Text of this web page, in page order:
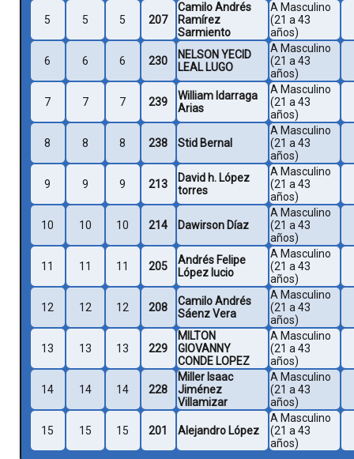
5 5 5 207
Camilo Andrés
Ramírez
Sarmiento
A Masculino
(21 a 43
años)
6 6 6 230
NELSON YECID
LEAL LUGO
A Masculino
(21 a 43
años)
7 7 7 239
William Idarraga
Arias
A Masculino
(21 a 43
años)
8 8 8 238 Stid Bernal
A Masculino
(21 a 43
años)
9 9 9 213
David h. López
torres
A Masculino
(21 a 43
años)
10 10 10 214 Dawirson Díaz
A Masculino
(21 a 43
años)
11 11 11 205
Andrés Felipe
López lucio
A Masculino
(21 a 43
años)
12 12 12 208
Camilo Andrés
Sáenz Vera
A Masculino
(21 a 43
años)
13 13 13 229
MILTON
GIOVANNY
CONDE LOPEZ
A Masculino
(21 a 43
años)
14 14 14 228
Miller Isaac
Jiménez
Villamizar
A Masculino
(21 a 43
años)
15 15 15 201 Alejandro López
A Masculino
(21 a 43
años)